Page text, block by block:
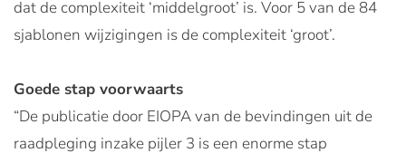
dat de complexiteit ‘middelgroot’ is. Voor 5 van de 84
sjablonen wijzigingen is de complexiteit ‘groot’.
Goede stap voorwaarts
“De publicatie door EIOPA van de bevindingen uit de
raadpleging inzake pijler 3 is een enorme stap